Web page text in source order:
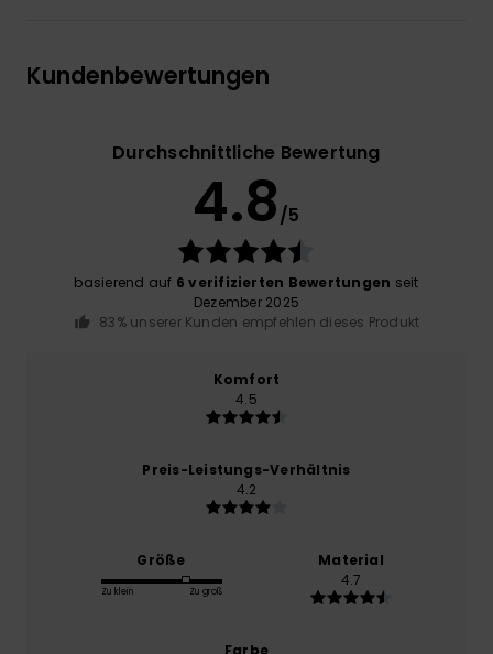
Kundenbewertungen
Durchschnittliche Bewertung
4.8/5
basierend auf 6 verifizierten Bewertungen seit
Dezember 2025
83% unserer Kunden empfehlen dieses Produkt
Komfort
4.5
Preis-Leistungs-Verhältnis
4.2
Größe
Zu klein Zu groß
Material
4.7
Farbe